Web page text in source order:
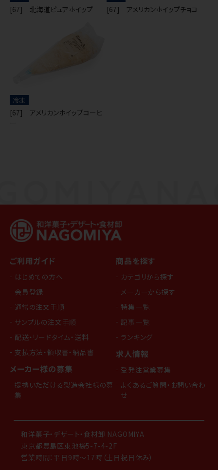
[67] 北海道ピュアホイップ [67] アメリカンホイップチョコ
冷凍
[67] アメリカンホイップコーヒ
ー
ご利用ガイド
はじめての方へ
会員登録
通常の注文手順
サンプルの注文手順
配送・リードタイム・送料
支払方法・領収書・納品書
メーカー様の募集
提携いただける製造会社様の募
集
商品を探す
カテゴリから探す
メーカーから探す
特集一覧
記事一覧
ランキング
求人情報
受発注営業募集
よくあるご質問・お問い合わ
せ
和洋菓子・デザート・食材卸 NAGOMIYA
東京都豊島区東池袋5-7-4-2F
営業時間：平日9時～17時（土日祝日休み）